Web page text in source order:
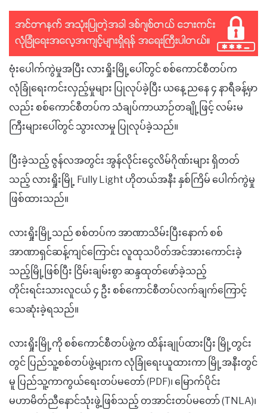
ဗုံးပေါက်ကွဲမှုအပြီး လားရှိုးမြို့ပေါ်တွင် စစ်ကောင်စီတပ်က
လုံခြုံရေးကင်းလှည့်မှုများ ပြုလုပ်ခဲ့ပြီး ယနေ့ ညနေ ၄ နာရီခန့်မှာ
လည်း စစ်ကောင်စီတပ်က သံချပ်ကာယာဉ်တချို့ဖြင့် လမ်းမ
ကြီးများပေါ်တွင် သွားလာမှု ပြုလုပ်ခဲ့သည်။
ပြီးခဲ့သည့် ဇွန်လအတွင်း အွန်လိုင်းငွေလိမ်ဂိုဏ်းများ ရှိတတ်
သည့် လားရှိုးမြို့ Fully Light ဟိုတယ်အနီး နှစ်ကြိမ် ပေါက်ကွဲမှု
ဖြစ်ထားသည်။
လားရှိုးမြို့သည် စစ်တပ်က အာဏာသိမ်းပြီးနောက် စစ်
အာဏာရှင်ဆန့်ကျင်ကြောင်း လူထုသပိတ်အင်အားကောင်းခဲ့
သည့်မြို့ဖြစ်ပြီး ငြိမ်းချမ်းစွာ ဆန္ဒထုတ်ဖော်ခဲ့သည့်
တိုင်းရင်းသားလူငယ် ၄ ဦး စစ်ကောင်စီတပ်လက်ချက်ကြောင့်
သေဆုံးခဲ့ရသည်။
လားရှိုးမြို့ကို စစ်ကောင်စီတပ်ဖွဲ့က ထိန်းချုပ်ထားပြီး မြို့တွင်း
တွင် ပြည်သူ့စစ်တပ်ဖွဲ့များက လုံခြုံရေးယူထားကာ မြို့အနီးတွင်
မူ ပြည်သူ့ကာကွယ်ရေးတပ်မတော် (PDF)၊ မြောက်ပိုင်း
မဟာမိတ်ညီနောင်သုံးဖွဲ့ဖြစ်သည့် တအာင်းတပ်မတော် (TNLA)၊